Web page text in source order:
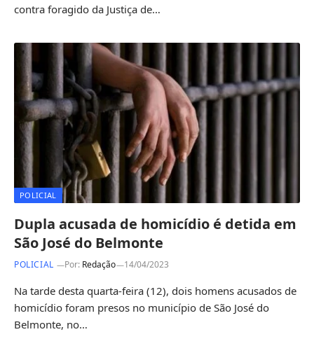
contra foragido da Justiça de…
POLICIAL
Dupla acusada de homicídio é detida em
São José do Belmonte
POLICIAL Por: Redação 14/04/2023
Na tarde desta quarta-feira (12), dois homens acusados de
homicídio foram presos no município de São José do
Belmonte, no…